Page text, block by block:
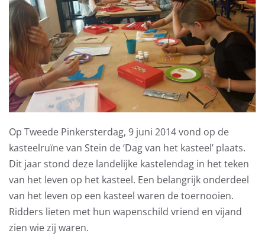
Op Tweede Pinkersterdag, 9 juni 2014 vond op de
kasteelruïne van Stein de ‘Dag van het kasteel’ plaats.
Dit jaar stond deze landelijke kastelendag in het teken
van het leven op het kasteel. Een belangrijk onderdeel
van het leven op een kasteel waren de toernooien.
Ridders lieten met hun wapenschild vriend en vijand
zien wie zij waren.